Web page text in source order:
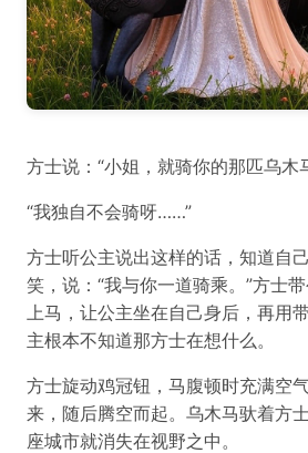
方士说：“小姐，就骑你的那匹乌木
“我独自不会骑呀……”
方士听公主说出这样的话，知道自
笑，说：“我与你一道骑乘。”方士
上马，让公主坐在自己身后，再用
主根本不知道那方士在想什么。
方士旋动鸡冠钮，马腹顿时充满空
来，随后腾空而起。乌木马驮着方
座城市就消失在视野之中。